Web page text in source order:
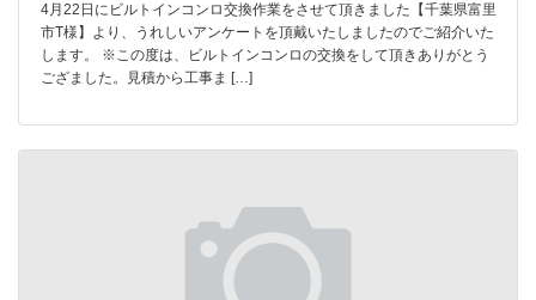
4月22日にビルトインコンロ交換作業をさせて頂きました【千葉県富里
市T様】より、うれしいアンケートを頂戴いたしましたのでご紹介いた
します。 ※この度は、ビルトインコンロの交換をして頂きありがとう
ござました。見積から工事ま […]